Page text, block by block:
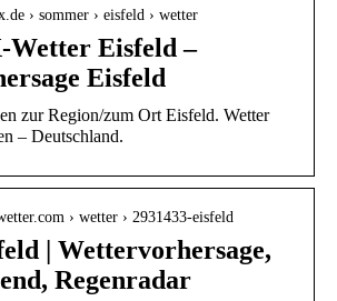
› sommer › eisfeld › wetter
Wetter Eisfeld –
Eisfeld
zur Region/zum Ort Eisfeld. Wetter
– Deutschland.
› wetter › 2931433-eisfeld
| Wettervorhersage,
Regenradar